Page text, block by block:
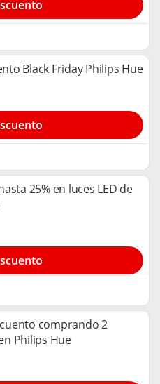
Black Friday Philips Hue
25% en luces LED de
comprando 2
Philips Hue